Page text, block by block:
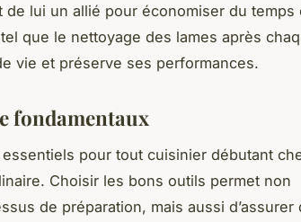
de lui un allié pour économiser du temps
que le nettoyage des lames après
vie et préserve ses performances.
fondamentaux
pour tout cuisinier débutant
Choisir les bons outils permet non
de préparation, mais aussi d’assurer